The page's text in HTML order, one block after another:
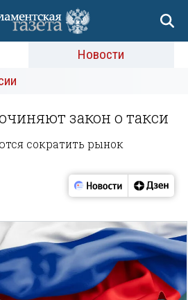
Новости
закон о такси
сократить рынок